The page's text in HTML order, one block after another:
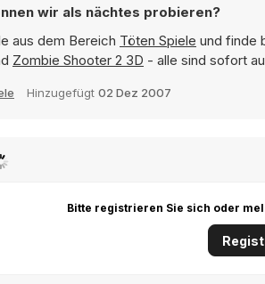
wir als nächtes probieren?
aus dem Bereich Töten Spiele und finde
Zombie Shooter 2 3D - alle sind sofort
Hinzugefügt 02 Dez 2007
Bitte registrieren Sie sich oder